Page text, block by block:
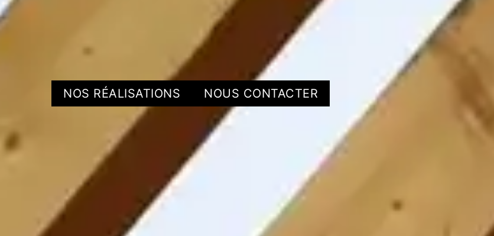
NOS RÉALISATIONS NOUS CONTACTER